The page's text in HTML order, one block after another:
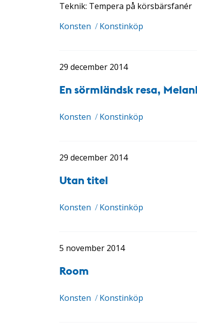
Teknik: Tempera på körsbärsfanér
Konsten / Konstinköp
29 december 2014
En sörmländsk resa,
Konsten / Konstinköp
29 december 2014
Utan titel
Konsten / Konstinköp
5 november 2014
Room
Konsten / Konstinköp